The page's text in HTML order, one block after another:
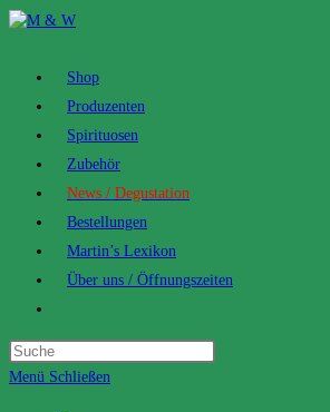
Zum
Shop
Produzenten
Spirituosen
Zubehör
News / Degustation
Bestellungen
Martin’s Lexikon
Über uns / Öffnungszeiten
website
search
Menü Schließen